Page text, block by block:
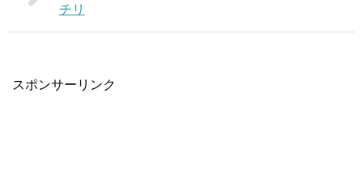
チリ
スポンサーリンク